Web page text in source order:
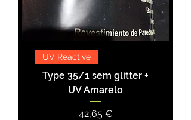
UV Reactive
Type 35/1 sem glitter +
UV Amarelo
Preço
42,65 €